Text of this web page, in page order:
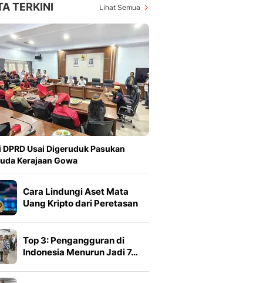
TERKINI Lihat Semua
DPRD Usai Digeruduk Pasukan
Kerajaan Gowa
Cara Lindungi Aset Mata
Uang Kripto dari Peretasan
Top 3: Pengangguran di
Indonesia Menurun Jadi 7…